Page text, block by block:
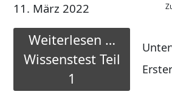
11. März 2022
Weiterlesen …
Wissenstest Teil
1